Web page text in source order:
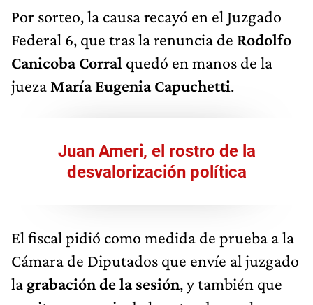
Por sorteo, la causa recayó en el Juzgado
Federal 6, que tras la renuncia de Rodolfo
Canicoba Corral quedó en manos de la
jueza María Eugenia Capuchetti.
Juan Ameri, el rostro de la
desvalorización política
El fiscal pidió como medida de prueba a la
Cámara de Diputados que envíe al juzgado
la grabación de la sesión, y también que